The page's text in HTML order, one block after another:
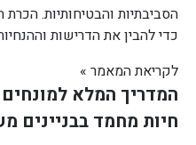
הסביבתיות והבטיחותיות. הכרת
כדי להבין את הדרישות
לקריאת המאמר »
המדריך המלא למונחים
חיות מחמד בבניינים